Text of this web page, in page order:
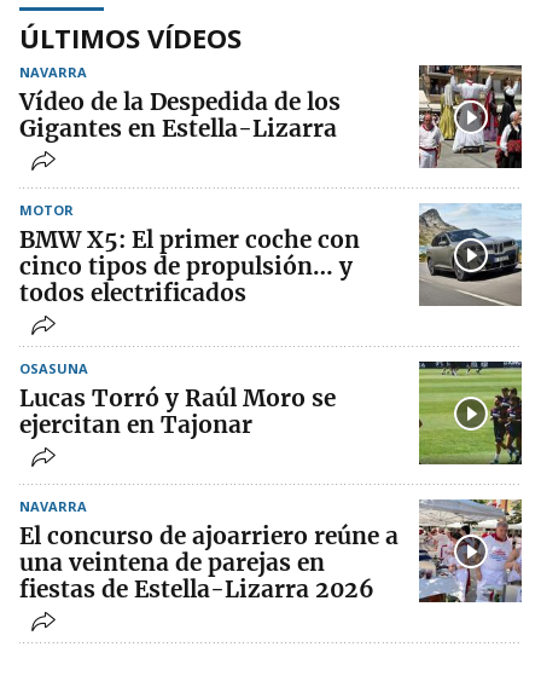
ÚLTIMOS VÍDEOS
NAVARRA
Vídeo de la Despedida de los
Gigantes en Estella-Lizarra
MOTOR
BMW X5: El primer coche con
cinco tipos de propulsión… y
todos electrificados
OSASUNA
Lucas Torró y Raúl Moro se
ejercitan en Tajonar
NAVARRA
El concurso de ajoarriero reúne a
una veintena de parejas en
fiestas de Estella-Lizarra 2026